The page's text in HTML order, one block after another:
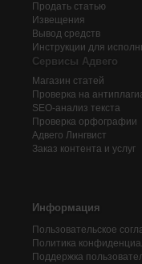
Продать статью
Извещения
Вывод средств
Инструкции для
Сервисы Адвего
Магазин статей
Проверка на
SEO-анализ текста
Проверка орфографии
Адвего Лингвист
Заказ контента и услуг
Информация
Пользовательское
Политика
Поддержка